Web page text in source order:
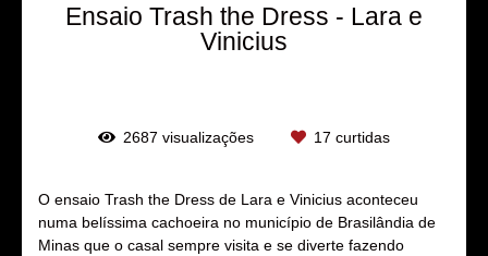
Ensaio Trash the Dress - Lara e
Vinicius
2687 visualizações 17 curtidas
O ensaio Trash the Dress de Lara e Vinicius aconteceu
numa belíssima cachoeira no município de Brasilândia de
Minas que o casal sempre visita e se diverte fazendo